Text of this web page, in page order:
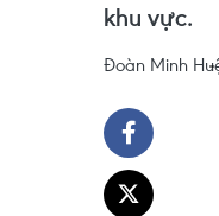
khu vực.
Đoàn Minh